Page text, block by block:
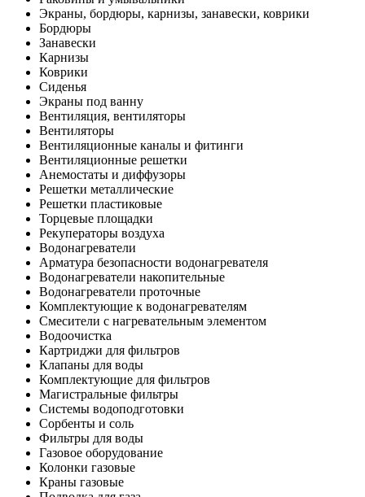
Экраны, бордюры, карнизы, занавески, коврики
Бордюры
Занавески
Карнизы
Коврики
Сиденья
Экраны под ванну
Вентиляция, вентиляторы
Вентиляторы
Вентиляционные каналы и фитинги
Вентиляционные решетки
Анемостаты и диффузоры
Решетки металлические
Решетки пластиковые
Торцевые площадки
Рекуператоры воздуха
Водонагреватели
Арматура безопасности водонагревателя
Водонагреватели накопительные
Водонагреватели проточные
Комплектующие к водонагревателям
Смесители с нагревательным элементом
Водоочистка
Картриджи для фильтров
Клапаны для воды
Комплектующие для фильтров
Магистральные фильтры
Системы водоподготовки
Сорбенты и соль
Фильтры для воды
Газовое оборудование
Колонки газовые
Краны газовые